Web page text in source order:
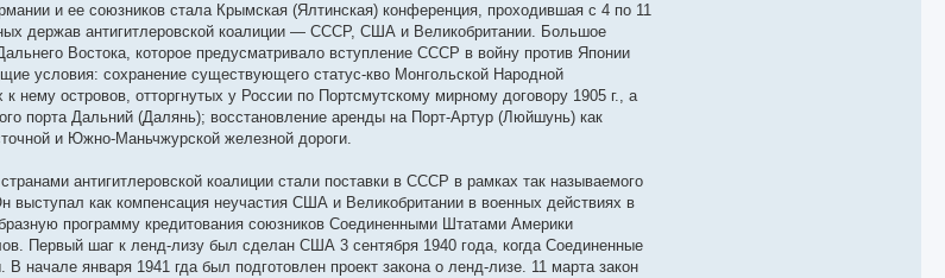
и ее союзников стала Крымская (Ялтинская) конференция, проходившая с 4 по 11
держав антигитлеровской коалиции — СССР, США и Великобритании. Большое
Востока, которое предусматривало вступление СССР в войну против Японии
условия: сохранение существующего статус-кво Монгольской Народной
островов, отторгнутых у России по Портсмутскому мирному договору 1905 г., а
порта Дальний (Далянь); восстановление аренды на Порт-Артур (Люйшунь) как
и Южно-Маньчжурской железной дороги.
антигитлеровской коалиции стали поставки в СССР в рамках так называемого
как компенсация неучастия США и Великобритании в военных действиях в
программу кредитования союзников Соединенными Штатами Америки
Первый шаг к ленд-лизу был сделан США 3 сентября 1940 года, когда Соединенные
января 1941 гда был подготовлен проект закона о ленд-лизе. 11 марта закон